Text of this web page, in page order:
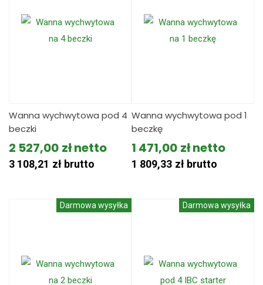
Wanna wychwytowa pod 4
beczki
2 527,00 zł
3 108,21 zł brutto
Wanna wychwytowa pod 1
beczkę
1 471,00 zł
1 809,33 zł brutto
Darmowa wysyłka Darmowa wysyłka